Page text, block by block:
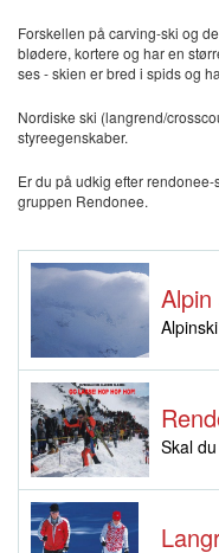
Forskellen på carving-ski og
blødere, kortere og har en
ses - skien er bred i spids og
Nordiske ski (langrend/
styreegenskaber.
Er du på udkig efter
gruppen Rendonee.